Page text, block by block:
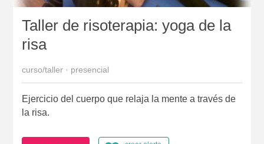
Taller de risoterapia: yoga de la
risa
curso/taller · presencial
Ejercicio del cuerpo que relaja la mente a través de
la risa.